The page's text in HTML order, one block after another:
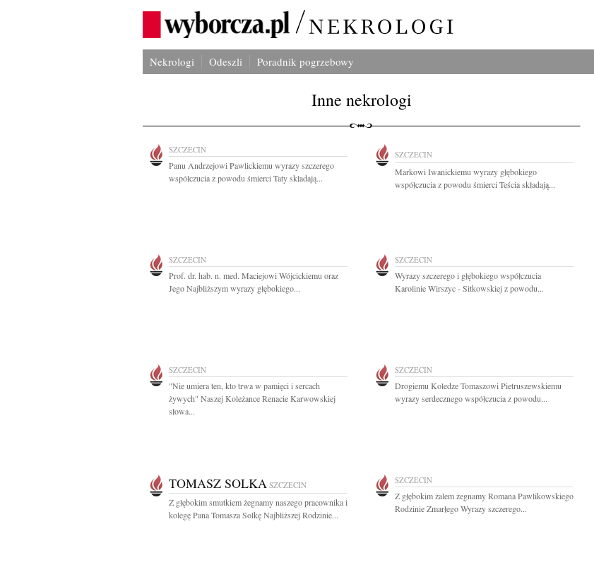
Nekrologi Odeszli Poradnik pogrzebowy
Inne nekrologi
SZCZECIN
Panu Andrzejowi Pawlickiemu wyrazy szczerego
współczucia z powodu śmierci Taty składają...
SZCZECIN
Markowi Iwanickiemu wyrazy głębokiego
współczucia z powodu śmierci Teścia składają...
SZCZECIN
Prof. dr. hab. n. med. Maciejowi Wójcickiemu oraz
Jego Najbliższym wyrazy głębokiego...
SZCZECIN
Wyrazy szczerego i głębokiego współczucia
Karolinie Wirszyc - Sitkowskiej z powodu...
SZCZECIN
"Nie umiera ten, kto trwa w pamięci i sercach
żywych" Naszej Koleżance Renacie Karwowskiej
słowa...
SZCZECIN
Drogiemu Koledze Tomaszowi Pietruszewskiemu
wyrazy serdecznego współczucia z powodu...
TOMASZ SOLKA SZCZECIN
Z głębokim smutkiem żegnamy naszego pracownika i
kolegę Pana Tomasza Solkę Najbliższej Rodzinie...
SZCZECIN
Z głębokim żalem żegnamy Romana Pawlikowskiego
Rodzinie Zmarłego Wyrazy szczerego...